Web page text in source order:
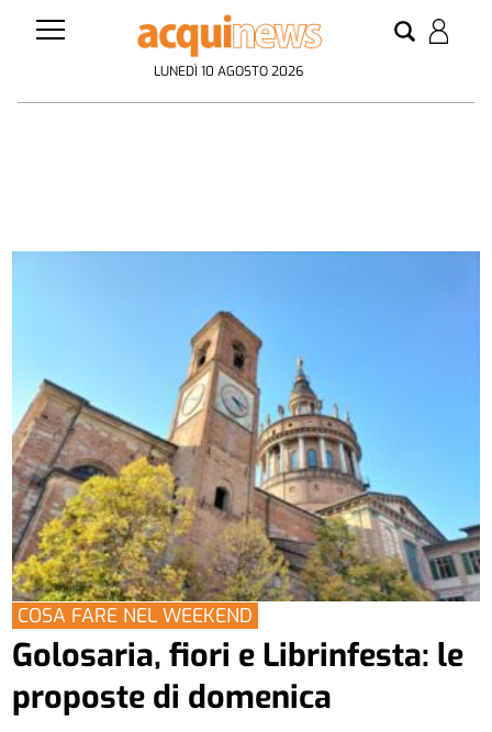
LUNEDÌ 10 AGOSTO 2026
COSA FARE NEL WEEKEND
Golosaria, fiori e Librinfesta: le
proposte di domenica